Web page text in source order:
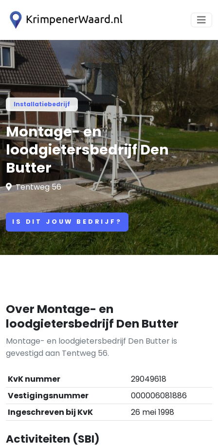
Installatiebedrijf
Montage- en
loodgietersbedrijf Den
Butter
Tentweg 56
IS DIT JOUW BEDRIJF?
Over Montage- en
loodgietersbedrijf Den Butter
Montage- en loodgietersbedrijf Den Butter is
gevestigd aan Tentweg 56.
KvK nummer
29049618
Vestigingsnummer
000006081886
Ingeschreven bij KvK
26 mei 1998
Activiteiten (SBI)